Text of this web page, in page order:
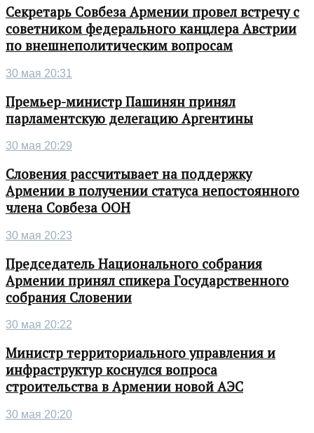
Секретарь Совбеза Армении провел встречу с
советником федерального канцлера Австрии
по внешнеполитическим вопросам
30 мая 20:31
Премьер-министр Пашинян принял
парламентскую делегацию Аргентины
30 мая 20:29
Словения рассчитывает на поддержку
Армении в получении статуса непостоянного
члена Совбеза ООН
30 мая 20:23
Председатель Национального собрания
Армении принял спикера Государственного
собрания Словении
30 мая 20:22
Министр территориального управления и
инфраструктур коснулся вопроса
строительства в Армении новой АЭС
30 мая 20:20